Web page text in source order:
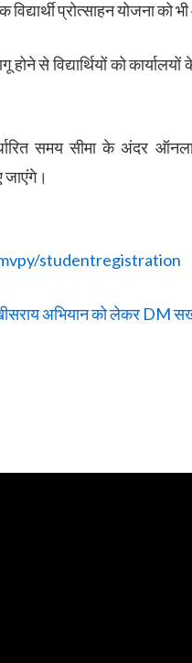
प्रोत्साहन योजना को
होने से विद्यार्थियों को
निर्धारित समय सीमा के
जाएंगे।
studentregistration
अभियान को लेकर DM